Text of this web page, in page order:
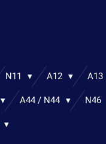
N11 A12 A13
A44 / N44 N46